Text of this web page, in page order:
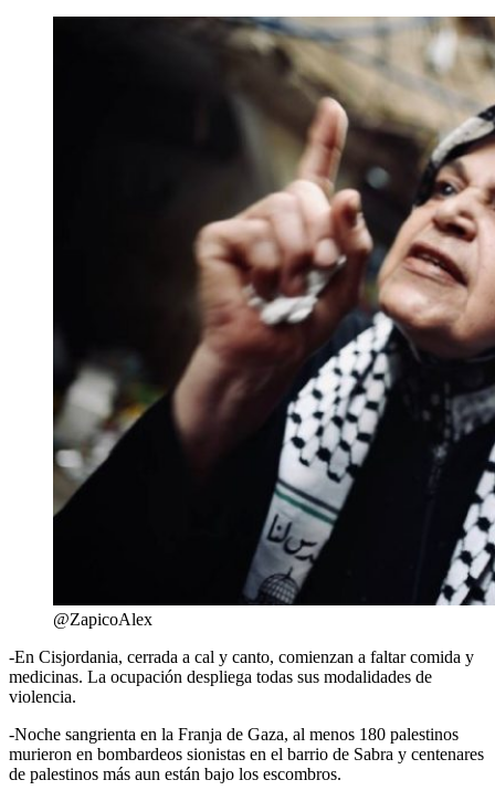
@ZapicoAlex
-En Cisjordania, cerrada a cal y canto, comienzan a faltar comida y
medicinas. La ocupación despliega todas sus modalidades de
violencia.
-Noche sangrienta en la Franja de Gaza, al menos 180 palestinos
murieron en bombardeos sionistas en el barrio de Sabra y centenares
de palestinos más aun están bajo los escombros.